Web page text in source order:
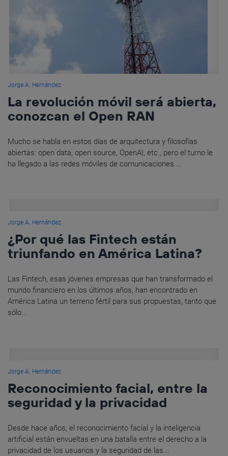
Jorge A. Hernández
La revolución móvil será abierta,
conozcan el Open RAN
Mucho se habla en estos días de arquitectura y filosofías
abiertas: open data, open source, OpenAI, etc., pero el turno le
ha llegado a las redes móviles de comunicaciones....
Jorge A. Hernández
¿Por qué las Fintech están
triunfando en América Latina?
Las Fintech, esas jóvenes empresas que han transformado el
mundo financiero en los últimos años, han encontrado en
América Latina un terreno fértil para sus propuestas, tanto que
sólo...
Jorge A. Hernández
Reconocimiento facial, entre la
seguridad y la privacidad
Desde hace años, el reconocimiento facial y la inteligencia
artificial están envueltas en una batalla entre el derecho a la
privacidad de los usuarios y la seguridad de las...